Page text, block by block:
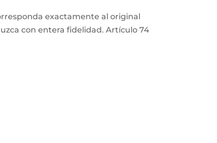
exactamente al original
con entera fidelidad. Artículo 74